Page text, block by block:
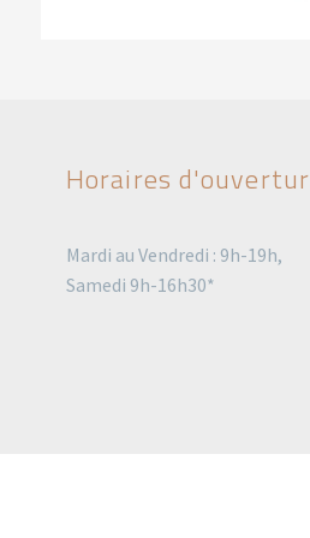
Horaires
Mardi au Vendredi : 9h-19h,
Samedi 9h-16h30*